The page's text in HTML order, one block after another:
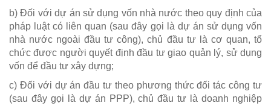
b) Đối với dự án sử dụng vốn nhà nước theo quy định của
pháp luật có liên quan (sau đây gọi là dự án sử dụng vốn
nhà nước ngoài đầu tư công), chủ đầu tư là cơ quan, tổ
chức được người quyết định đầu tư giao quản lý, sử dụng
vốn để đầu tư xây dựng;
c) Đối với dự án đầu tư theo phương thức đối tác công tư
(sau đây gọi là dự án PPP), chủ đầu tư là doanh nghiệp